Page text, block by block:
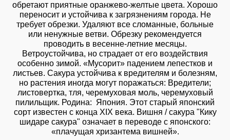
обретают приятные оранжево-желтые цвета. Хорошо
переносит и устойчива к загрязнениям города. Не
требует обрезки. Удаляют все сломанные, больные
или ненужные ветви. Обрезку рекомендуется
проводить в весенне-летние месяцы.
Ветроустойчива, но страдает от его воздействия
особенно зимой. «Мусорит» падением лепестков и
листьев. Сакура устойчива к вредителям и болезням,
но растения иногда могут поражаться: Вредители;
листовертка, тля, черемуховая моль, черемуховый
пилильщик. Родина: Япония. Этот старый японский
сорт известен с конца XIX века. Вишня / сакура "Кику
шидаре сакура" означает в переводе с японского:
«плачущая хризантема вишней».